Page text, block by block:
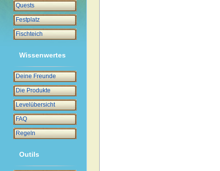
Quests
Festplatz
Fischteich
Wissenwertes
Deine Freunde
Die Produkte
Levelübersicht
FAQ
Regeln
Outils